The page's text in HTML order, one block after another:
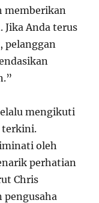
memberikan
Jika Anda terus
pelanggan
mengikuti
terkini.
oleh
perhatian
Chris
pengusaha